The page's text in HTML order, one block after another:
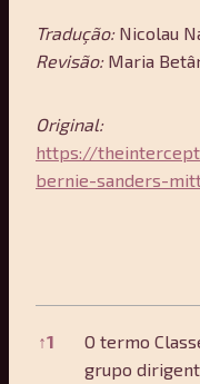
Tradução: Nicolau
Revisão:Maria
Original:
https://
bernie-sanders-
References
↑1
O termo
grupo